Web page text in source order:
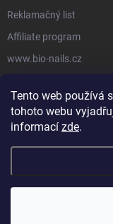
Tento web používá
tohoto webu
informací zde.
Reklamačný list
Affiliate program
www.bio-nails.cz
FACEBOOK